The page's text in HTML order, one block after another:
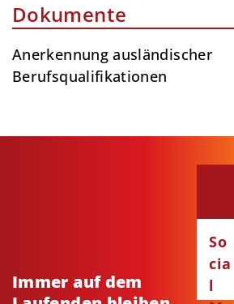
Dokumente
Anerkennung ausländischer
Berufsqualifikationen
Immer auf dem
So
cia
l